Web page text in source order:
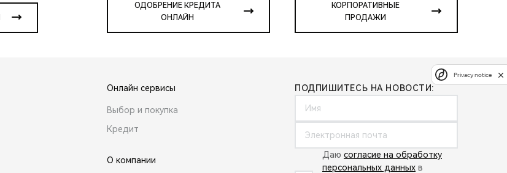
ОДОБРЕНИЕ КРЕДИТА
ОНЛАЙН
КОРПОРАТИВНЫЕ
ПРОДАЖИ
Онлайн сервисы
Выбор и покупка
Кредит
О компании
ПОДПИШИТЕСЬ НА НОВОСТИ:
Даю согласие на обработку
персональных данных в
Privacy notice